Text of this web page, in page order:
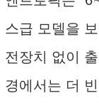
스급 모델을
전장치 없이
경에서는 더